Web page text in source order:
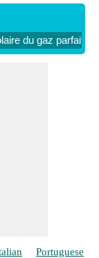
du gaz parfait
Portuguese